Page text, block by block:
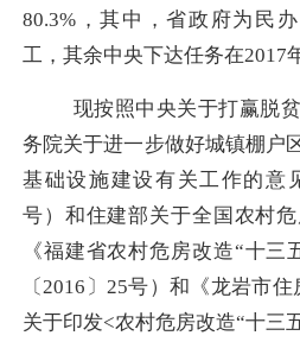
80.3% ，其中，省政府为民
工，其余中央下达任务在2017
现按照中央关于打赢脱
务院关于进一步做好城镇棚户
基础设施建设有关工作的意
号）和住建部关于全国农村
《福建省农村危房改造“十
〔 2016 〕 25号）和《龙岩市住
关于印发<农村危房改造“十三